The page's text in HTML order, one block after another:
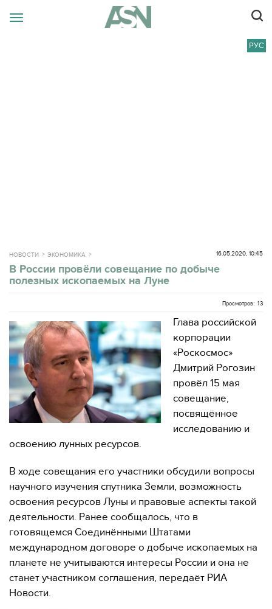
РУС
НОВОСТИ ЭКОНОМИКА 16.05.2020, 10:45
В России провёли совещание по добыче
полезных ископаемых на Луне
Просмотров: 13
Глава российской
корпорации
«Роскосмос»
Дмитрий Рогозин
провёл 15 мая
совещание,
посвящённое
исследованию и
освоению лунных ресурсов.
В ходе совещания его участники обсудили вопросы
научного изучения спутника Земли, возможность
освоения ресурсов Луны и правовые аспекты такой
деятельности. Ранее сообщалось, что в
готовящемся Соединёнными Штатами
международном договоре о добыче ископаемых на
планете не учитываются интересы России и она не
станет участником соглашения, передаёт РИА
Новости.